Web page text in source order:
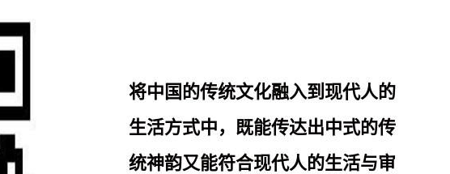
将中国的传统文化融入到现代人的
生活方式中，既能传达出中式的传
统神韵又能符合现代人的生活与审